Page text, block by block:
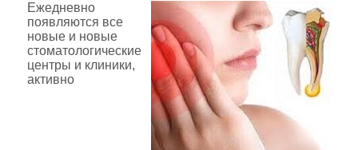
Ежедневно
появляются все
новые и новые
стоматологические
центры и клиники,
активно